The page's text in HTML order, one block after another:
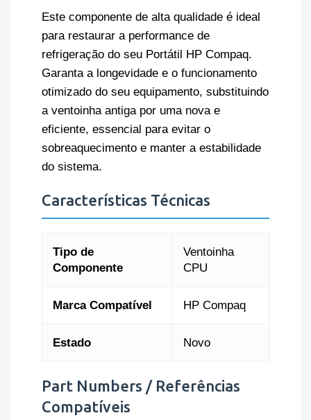
Este componente de alta qualidade é ideal
para restaurar a performance de
refrigeração do seu Portátil HP Compaq.
Garanta a longevidade e o funcionamento
otimizado do seu equipamento, substituindo
a ventoinha antiga por uma nova e
eficiente, essencial para evitar o
sobreaquecimento e manter a estabilidade
do sistema.
Características Técnicas
Tipo de
Componente
Ventoinha
CPU
Marca Compatível HP Compaq
Estado Novo
Part Numbers / Referências
Compatíveis